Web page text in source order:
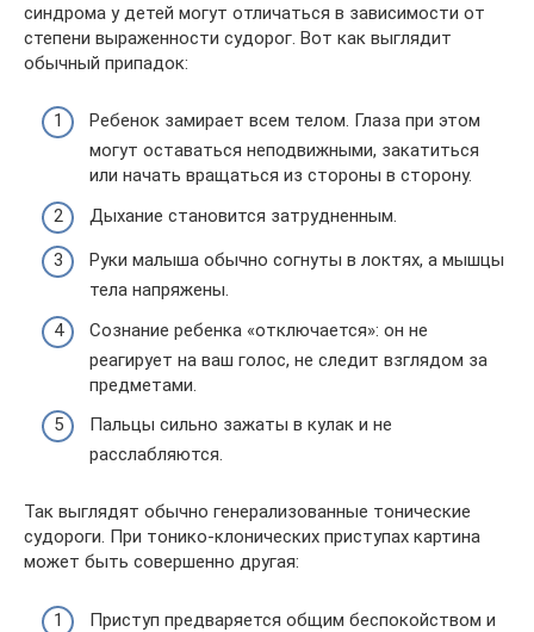
синдрома у детей могут отличаться в зависимости от
степени выраженности судорог. Вот как выглядит
обычный припадок:
Ребенок замирает всем телом. Глаза при этом
могут оставаться неподвижными, закатиться
или начать вращаться из стороны в сторону.
Дыхание становится затрудненным.
Руки малыша обычно согнуты в локтях, а мышцы
тела напряжены.
Сознание ребенка «отключается»: он не
реагирует на ваш голос, не следит взглядом за
предметами.
Пальцы сильно зажаты в кулак и не
расслабляются.
Так выглядят обычно генерализованные тонические
судороги. При тонико-клонических приступах картина
может быть совершенно другая:
Приступ предваряется общим беспокойством и